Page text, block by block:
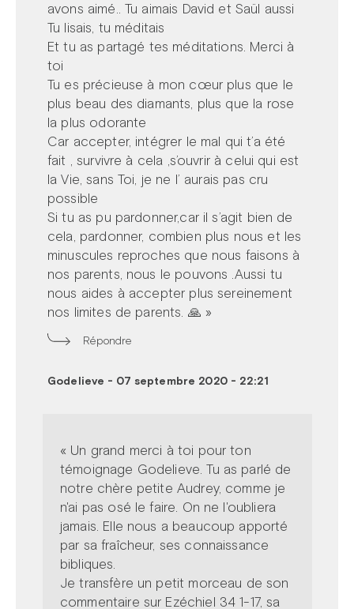
avons aimé.. Tu aimais David et Saül aussi
Tu lisais, tu méditais
Et tu as partagé tes méditations. Merci à
toi
Tu es précieuse à mon cœur plus que le
plus beau des diamants, plus que la rose
la plus odorante
Car accepter, intégrer le mal qui t’a été
fait , survivre à cela ,s’ouvrir à celui qui est
la Vie, sans Toi, je ne l’ aurais pas cru
possible
Si tu as pu pardonner,car il s’agit bien de
cela, pardonner, combien plus nous et les
minuscules reproches que nous faisons à
nos parents, nous le pouvons .Aussi tu
nous aides à accepter plus sereinement
nos limites de parents. 🙏 »
Répondre
Godelieve - 07 septembre 2020 - 22:21
« Un grand merci à toi pour ton
témoignage Godelieve. Tu as parlé de
notre chère petite Audrey, comme je
n'ai pas osé le faire. On ne l'oubliera
jamais. Elle nous a beaucoup apporté
par sa fraîcheur, ses connaissance
bibliques.
Je transfère un petit morceau de son
commentaire sur Ezéchiel 34 1-17, sa